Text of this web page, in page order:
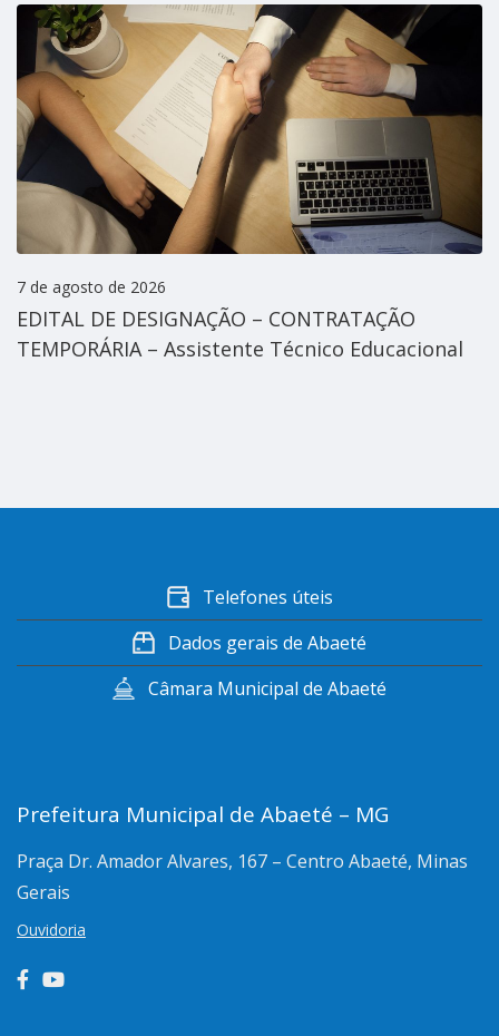
EDITAL DE DESIGNAÇÃO – CONTRATAÇÃO
TEMPORÁRIA – Assistente Técnico Educacional
7 de agosto de 2026
Telefones úteis
Dados gerais de Abaeté
Câmara Municipal de Abaeté
Prefeitura Municipal de Abaeté – MG
Praça Dr. Amador Alvares, 167 – Centro Abaeté, Minas
Gerais
Ouvidoria